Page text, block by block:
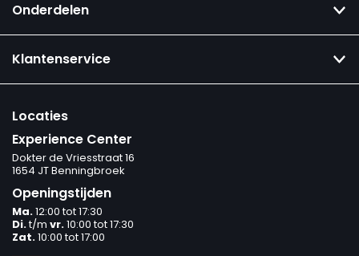
Onderdelen
Klantenservice
Locaties
Experience Center
Dokter de Vriesstraat 16
1654 JT Benningbroek
Openingstijden
Ma.12:00 tot 17:30
Di.t/m vr.10:00 tot 17:30
Zat.10:00 tot 17:00